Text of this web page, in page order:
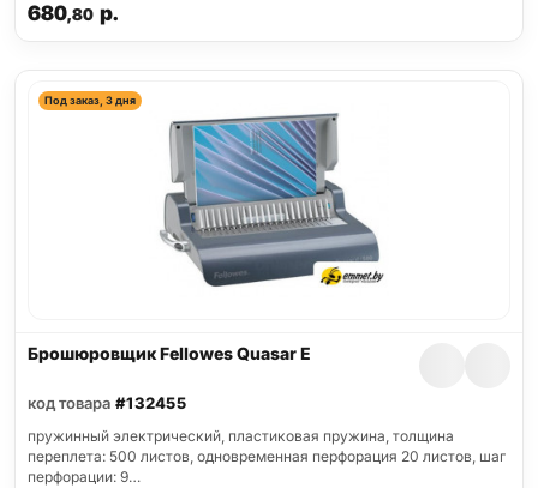
680,80р.
Под заказ, 3 дня
Брошюровщик Fellowes Quasar E
код товара #132455
пружинный электрический, пластиковая пружина, толщина
переплета: 500 листов, одновременная перфорация 20 листов, шаг
перфорации: 9…